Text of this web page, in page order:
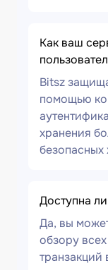
Как ваш
Bitsz
помощью
хранения
безопасных
Доступна
Да, вы
обзору
транзакций